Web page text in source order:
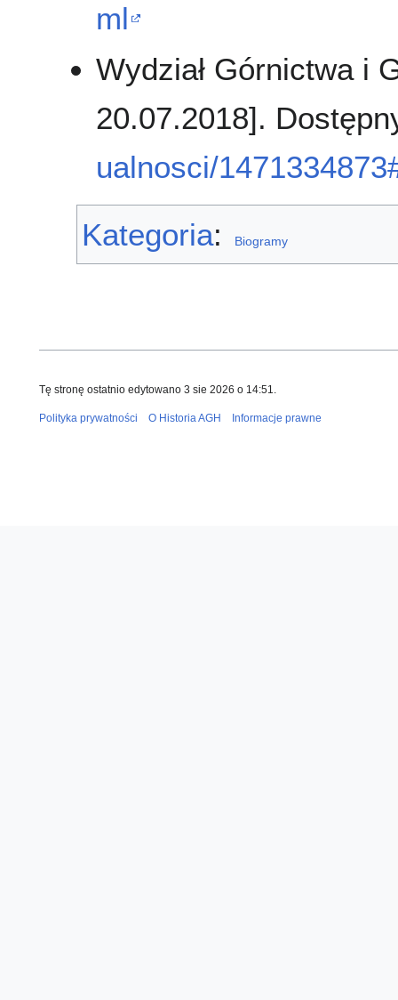
ml
Wydział Górnictwa i
20.07.2018].
ualnosci/
Kategoria: Biogramy
Tę stronę ostatnio edytowano 3 sie 2026 o 14:51.
Polityka prywatności O Historia AGH Informacje prawne